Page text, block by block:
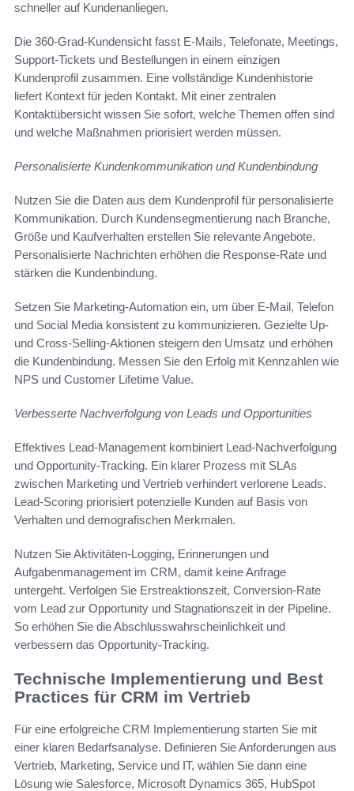
schneller auf Kundenanliegen.
Die 360-Grad-Kundensicht fasst E-Mails, Telefonate, Meetings,
Support-Tickets und Bestellungen in einem einzigen
Kundenprofil zusammen. Eine vollständige Kundenhistorie
liefert Kontext für jeden Kontakt. Mit einer zentralen
Kontaktübersicht wissen Sie sofort, welche Themen offen sind
und welche Maßnahmen priorisiert werden müssen.
Personalisierte Kundenkommunikation und Kundenbindung
Nutzen Sie die Daten aus dem Kundenprofil für personalisierte
Kommunikation. Durch Kundensegmentierung nach Branche,
Größe und Kaufverhalten erstellen Sie relevante Angebote.
Personalisierte Nachrichten erhöhen die Response-Rate und
stärken die Kundenbindung.
Setzen Sie Marketing-Automation ein, um über E-Mail, Telefon
und Social Media konsistent zu kommunizieren. Gezielte Up-
und Cross-Selling-Aktionen steigern den Umsatz und erhöhen
die Kundenbindung. Messen Sie den Erfolg mit Kennzahlen wie
NPS und Customer Lifetime Value.
Verbesserte Nachverfolgung von Leads und Opportunities
Effektives Lead-Management kombiniert Lead-Nachverfolgung
und Opportunity-Tracking. Ein klarer Prozess mit SLAs
zwischen Marketing und Vertrieb verhindert verlorene Leads.
Lead-Scoring priorisiert potenzielle Kunden auf Basis von
Verhalten und demografischen Merkmalen.
Nutzen Sie Aktivitäten-Logging, Erinnerungen und
Aufgabenmanagement im CRM, damit keine Anfrage
untergeht. Verfolgen Sie Erstreaktionszeit, Conversion-Rate
vom Lead zur Opportunity und Stagnationszeit in der Pipeline.
So erhöhen Sie die Abschlusswahrscheinlichkeit und
verbessern das Opportunity-Tracking.
Technische Implementierung und Best
Practices für CRM im Vertrieb
Für eine erfolgreiche CRM Implementierung starten Sie mit
einer klaren Bedarfsanalyse. Definieren Sie Anforderungen aus
Vertrieb, Marketing, Service und IT, wählen Sie dann eine
Lösung wie Salesforce, Microsoft Dynamics 365, HubSpot